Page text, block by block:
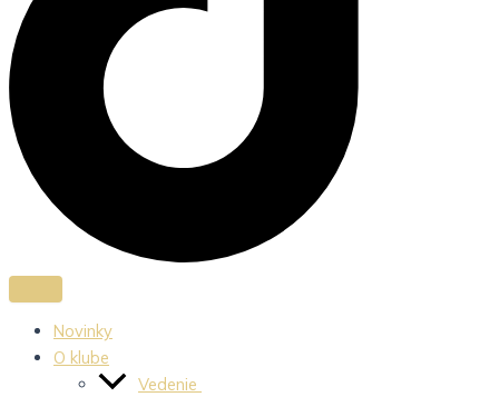
Novinky
O klube
Vedenie